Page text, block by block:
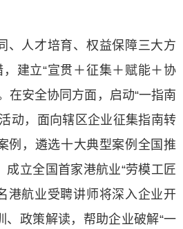
、人才培育、权益保障三大方
建立“宣贯＋征集＋赋能＋协
在安全协同方面，启动“一指南
动，面向辖区企业征集指南转
例，遴选十大典型案例全国推
成立全国首家港航业“劳模工匠
港航业受聘讲师将深入企业开
、政策解读，帮助企业破解“一